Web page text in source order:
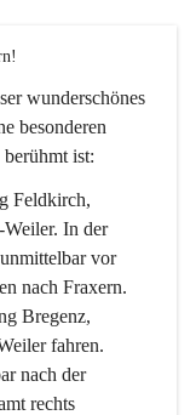
wunderschönes
besonderen
ist:
Feldkirch,
In der
vor
nach Fraxern.
Bregenz,
fahren.
nach der
rechts